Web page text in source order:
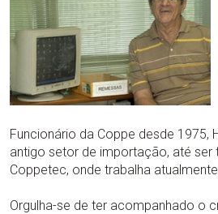
Funcionário da Coppe desde 1975,
antigo setor de importação, até ser
Coppetec, onde trabalha
Orgulha-se de ter acompanhado o